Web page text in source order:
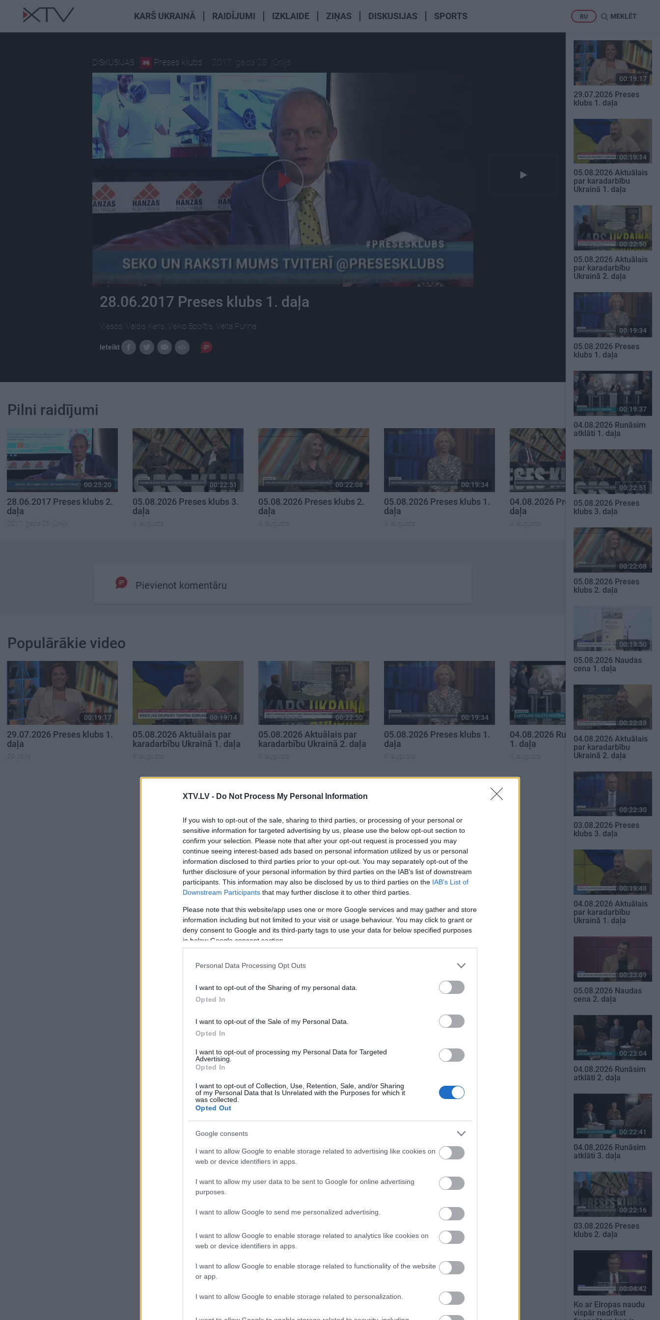
XTV.LV - Do Not Process My Personal Information
If you wish to opt-out of the sale, sharing to third parties, or processing of your personal or
sensitive information for targeted advertising by us, please use the below opt-out section to
confirm your selection. Please note that after your opt-out request is processed you may
continue seeing interest-based ads based on personal information utilized by us or personal
information disclosed to third parties prior to your opt-out. You may separately opt-out of the
further disclosure of your personal information by third parties on the IAB’s list of downstream
participants. This information may also be disclosed by us to third parties on the IAB’s List of
Downstream Participants that may further disclose it to other third parties.
Please note that this website/app uses one or more Google services and may gather and store
information including but not limited to your visit or usage behaviour. You may click to grant or
deny consent to Google and its third-party tags to use your data for below specified purposes
in below Google consent section.
Personal Data Processing Opt Outs
I want to opt-out of the Sharing of my personal data.
Opted In
I want to opt-out of the Sale of my Personal Data.
Opted In
I want to opt-out of processing my Personal Data for Targeted
Advertising.
Opted In
I want to opt-out of Collection, Use, Retention, Sale, and/or Sharing
of my Personal Data that Is Unrelated with the Purposes for which it
was collected.
Opted Out
Google consents
I want to allow Google to enable storage related to advertising like cookies on
web or device identifiers in apps.
I want to allow my user data to be sent to Google for online advertising
purposes.
I want to allow Google to send me personalized advertising.
I want to allow Google to enable storage related to analytics like cookies on
web or device identifiers in apps.
I want to allow Google to enable storage related to functionality of the website
or app.
I want to allow Google to enable storage related to personalization.
KARŠ UKRAINĀ RAIDĪJUMI IZKLAIDE ZIŅAS DISKUSIJAS SPORTS RU MEKLĒT
DISKUSIJAS Preses klubs 2017. gada 28. jūnijs
28.06.2017 Preses klubs 1. daļa
Viesos: Valdis Keris, Veiko Spolītis, Velta Puriņa
Ieteikt
Pilni raidījumi
00:25:20
28.06.2017 Preses klubs 2.
daļa
2017. gada 28. jūnijs
00:22:51
05.08.2026 Preses klubs 3.
daļa
5. augusts
00:22:08
05.08.2026 Preses klubs 2.
daļa
5. augusts
00:19:34
05.08.2026 Preses klubs 1.
daļa
5. augusts
00:22:16
04.08.2026 Preses klubs 3.
daļa
4. augusts
Pievienot komentāru
Populārākie video
00:19:17
29.07.2026 Preses klubs 1.
daļa
29. jūlijs
00:19:14
05.08.2026 Aktuālais par
karadarbību Ukrainā 1. daļa
5. augusts
00:22:50
05.08.2026 Aktuālais par
karadarbību Ukrainā 2. daļa
5. augusts
00:19:34
05.08.2026 Preses klubs 1.
daļa
5. augusts
00:19:37
04.08.2026 Runāsim atklāti
1. daļa
4. augusts
SKATĪT VISUS
00:19:17
29.07.2026 Preses
klubs 1. daļa
00:19:14
05.08.2026 Aktuālais
par karadarbību
Ukrainā 1. daļa
00:22:50
05.08.2026 Aktuālais
par karadarbību
Ukrainā 2. daļa
00:19:34
05.08.2026 Preses
klubs 1. daļa
00:19:37
04.08.2026 Runāsim
atklāti 1. daļa
00:22:51
05.08.2026 Preses
klubs 3. daļa
00:22:08
05.08.2026 Preses
klubs 2. daļa
00:19:50
05.08.2026 Naudas
cena 1. daļa
00:22:38
04.08.2026 Aktuālais
par karadarbību
Ukrainā 2. daļa
00:22:30
03.08.2026 Preses
klubs 3. daļa
00:19:48
04.08.2026 Aktuālais
par karadarbību
Ukrainā 1. daļa
00:23:09
05.08.2026 Naudas
cena 2. daļa
00:23:04
04.08.2026 Runāsim
atklāti 2. daļa
00:22:41
04.08.2026 Runāsim
atklāti 3. daļa
00:22:16
03.08.2026 Preses
klubs 2. daļa
00:04:42
Ko ar Eiropas naudu
vispār nedrīkst